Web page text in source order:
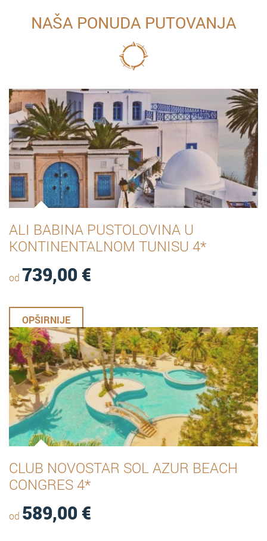
NAŠA PONUDA PUTOVANJA
ALI BABINA PUSTOLOVINA U
KONTINENTALNOM TUNISU 4*
od 739,00€
OPŠIRNIJE
CLUB NOVOSTAR SOL AZUR BEACH
CONGRES 4*
od 589,00€